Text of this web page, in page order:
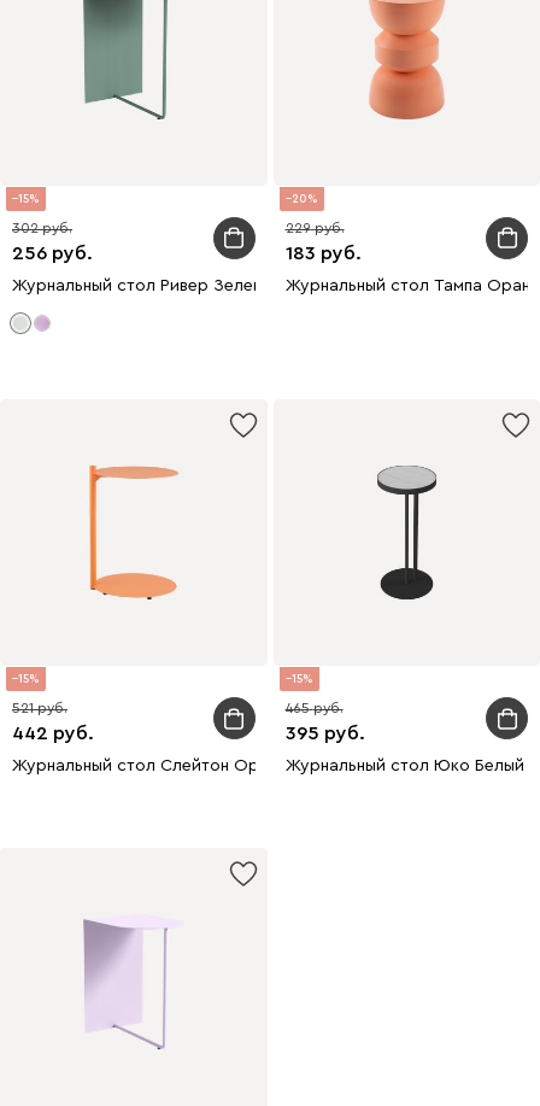
15
256
302
Журнальный стол Ривер Зеленый
20
183
229
Журнальный стол Тампа
15
442
521
Журнальный стол Слейтон Оранжевый
15
395
465
Журнальный стол Юко Белый